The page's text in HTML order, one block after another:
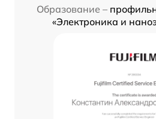
Образование –
«Электроника и